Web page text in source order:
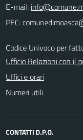
E-mail:
PEC:
Codice Univoco per
Ufficio Relazioni con il
Uffici e orari
Numeri utili
CONTATTI D.P.O.